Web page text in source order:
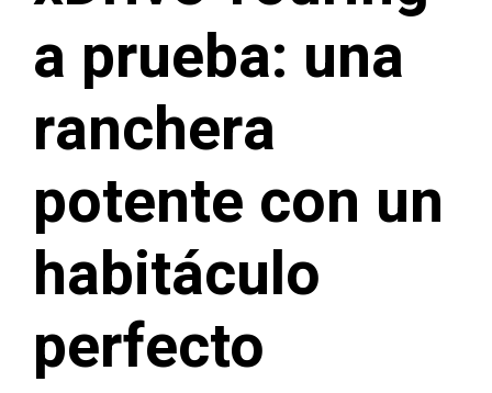
a prueba: una
ranchera
potente con un
habitáculo
perfecto